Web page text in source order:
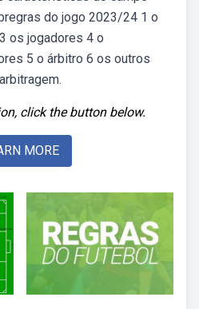
do jogo 2023/24 1 o
os jogadores 4 o
5 o árbitro 6 os outros
click the button below.
MORE